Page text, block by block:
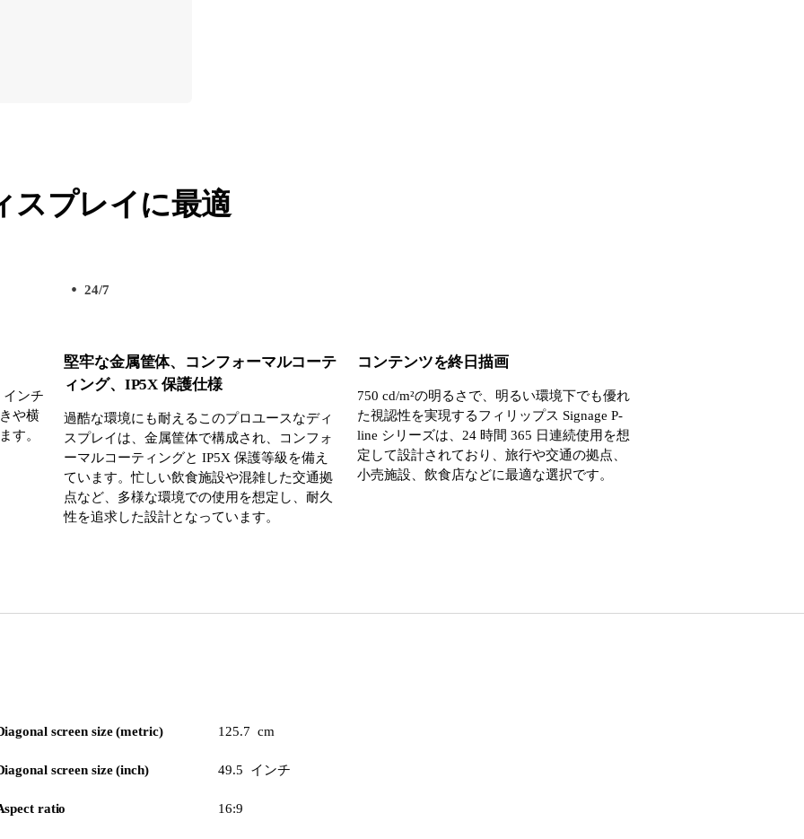
スプレイに最適
24/7
インチ
や横
す。
堅牢な金属筐体、コンフォーマルコーテ
ィング、IP5X 保護仕様
過酷な環境にも耐えるこのプロユースなディ
スプレイは、金属筐体で構成され、コンフォ
ーマルコーティングと IP5X 保護等級を備え
ています。忙しい飲食施設や混雑した交通拠
点など、多様な環境での使用を想定し、耐久
性を追求した設計となっています。
コンテンツを終日描画
750 cd/m²の明るさで、明るい環境下でも優れ
た視認性を実現するフィリップス Signage P-
line シリーズは、24 時間 365 日連続使用を想
定して設計されており、旅行や交通の拠点、
小売施設、飲食店などに最適な選択です。
screen size (metric) 125.7 cm
screen size (inch) 49.5 インチ
ratio 16:9